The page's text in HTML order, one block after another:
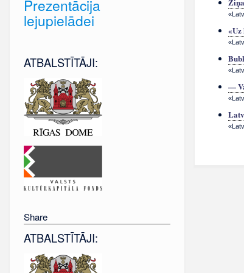
«Uz
—
Prezentācija
lejupielādei
ATBALSTĪTĀJI:
Share
ATBALSTĪTĀJI: